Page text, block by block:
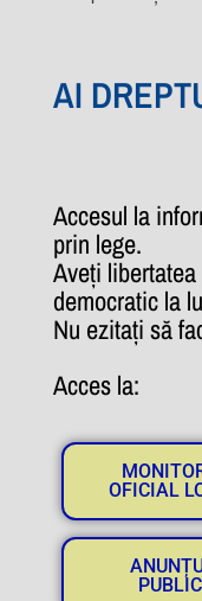
AI
Accesul la
prin lege.
Aveți
democratic la
Nu ezitați să
Acces la:
OFICIAL